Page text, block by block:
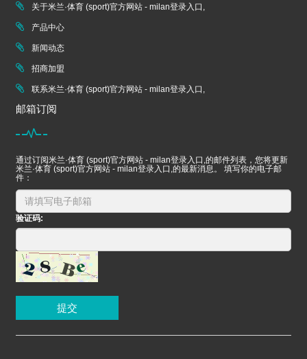
关于米兰·体育 (sport)官方网站 - milan登录入口,
产品中心
新闻动态
招商加盟
联系米兰·体育 (sport)官方网站 - milan登录入口,
邮箱订阅
通过订阅米兰·体育 (sport)官方网站 - milan登录入口,的邮件列表，您将更新
米兰·体育 (sport)官方网站 - milan登录入口,的最新消息。 填写你的电子邮
件：
验证码:
提交